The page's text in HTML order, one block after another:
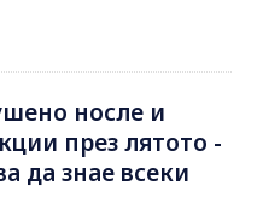
носле и
през лятотo -
да знае всеки